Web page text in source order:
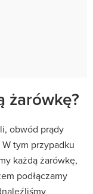
żarówkę?
obwód prądy
tym przypadku
każdą żarówkę,
podłączamy